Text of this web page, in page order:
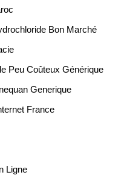
Bon Marché
Peu Coûteux Générique
Generique
France
Ligne